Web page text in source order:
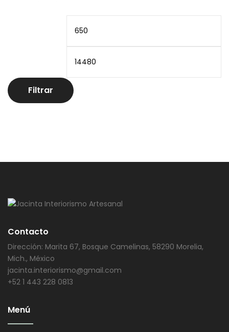
Filtrar
Contacto
Dirección: Marita 67, Bosque Camelinas, 58290 Morelia,
Mich., México
jacinta.interiorismo@gmail.com
+52 1 443 228 0813
Menú